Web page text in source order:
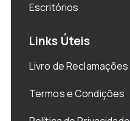
Escritórios
Links Úteis
Livro de Reclamações
Termos e Condições